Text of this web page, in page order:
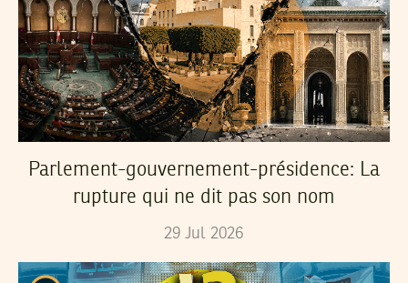
Parlement-gouvernement-présidence: La
rupture qui ne dit pas son nom
29 Jul 2026